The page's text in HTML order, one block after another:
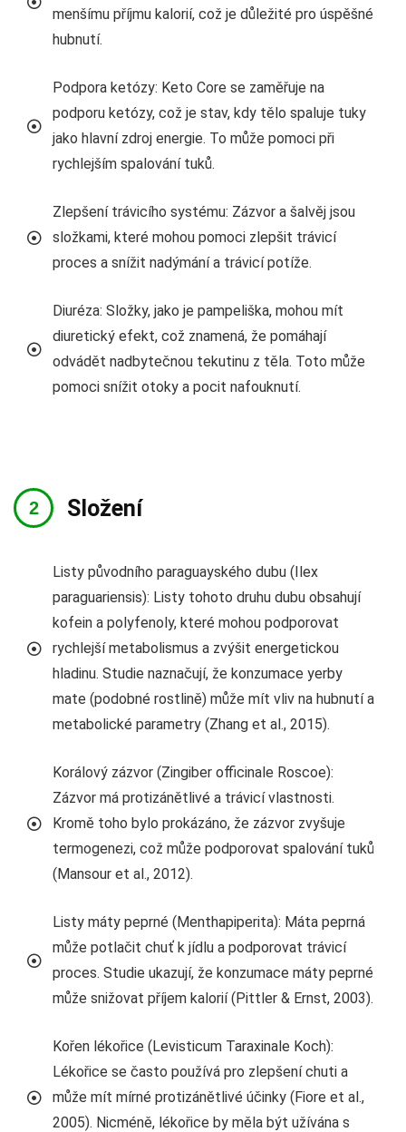
menšímu příjmu kalorií, což je důležité pro úspěšné
hubnutí.
Podpora ketózy: Keto Core se zaměřuje na
podporu ketózy, což je stav, kdy tělo spaluje tuky
jako hlavní zdroj energie. To může pomoci při
rychlejším spalování tuků.
Zlepšení trávicího systému: Zázvor a šalvěj jsou
složkami, které mohou pomoci zlepšit trávicí
proces a snížit nadýmání a trávicí potíže.
Diuréza: Složky, jako je pampeliška, mohou mít
diuretický efekt, což znamená, že pomáhají
odvádět nadbytečnou tekutinu z těla. Toto může
pomoci snížit otoky a pocit nafouknutí.
Složení
Listy původního paraguayského dubu (Ilex
paraguariensis): Listy tohoto druhu dubu obsahují
kofein a polyfenoly, které mohou podporovat
rychlejší metabolismus a zvýšit energetickou
hladinu. Studie naznačují, že konzumace yerby
mate (podobné rostlině) může mít vliv na hubnutí a
metabolické parametry (Zhang et al., 2015).
Korálový zázvor (Zingiber officinale Roscoe):
Zázvor má protizánětlivé a trávicí vlastnosti.
Kromě toho bylo prokázáno, že zázvor zvyšuje
termogenezi, což může podporovat spalování tuků
(Mansour et al., 2012).
Listy máty peprné (Menthapiperita): Máta peprná
může potlačit chuť k jídlu a podporovat trávicí
proces. Studie ukazují, že konzumace máty peprné
může snižovat příjem kalorií (Pittler & Ernst, 2003).
Kořen lékořice (Levisticum Taraxinale Koch):
Lékořice se často používá pro zlepšení chuti a
může mít mírné protizánětlivé účinky (Fiore et al.,
2005). Nicméně, lékořice by měla být užívána s